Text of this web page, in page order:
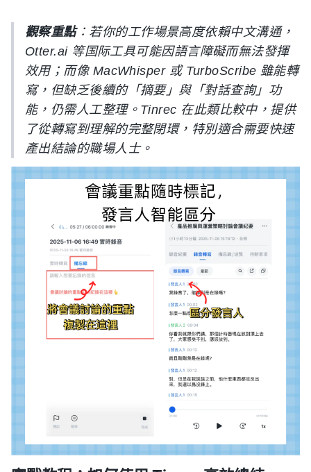
觀察重點：若你的工作場景高度依賴中文溝通，
Otter.ai 等国际工具可能因語言障礙而無法發揮
效用；而像 MacWhisper 或 TurboScribe 雖能轉
寫，但缺乏後續的「摘要」與「對話查詢」功
能，仍需人工整理。Tinrec 在此類比較中，提供
了從轉寫到理解的完整閉環，特別適合需要快速
產出結論的職場人士。